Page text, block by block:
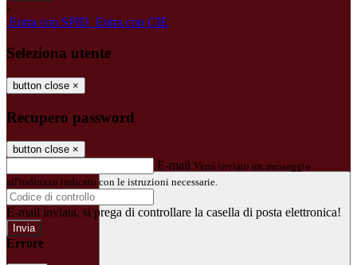
-
Entra con SPID Entra con CIE
Seleziona utente
button close ×
Recupero password
button close ×
E-mail Verrà inviato un messaggio
all'indirizzo indicato con le istruzioni necessarie.
E-mail inviata, si prega di controllare la casella di posta elettronica!
Errore